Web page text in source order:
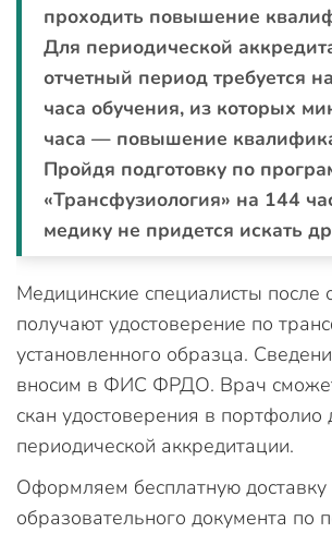
проходить повышение
Для периодической
отчетный период требуется
часа обучения, из которых
часа — повышение
Пройдя подготовку по
«Трансфузиология» на 144
медику не придется искать
Медицинские специалисты после
получают удостоверение по
установленного образца.
вносим в ФИС ФРДО. Врач
скан удостоверения в портфолио
периодической аккредитации.
Оформляем бесплатную доставку
образовательного документа по